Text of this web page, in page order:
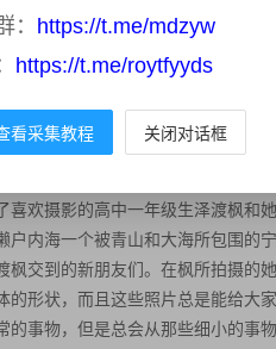
，该作被相继制作成OVA和TV动
欢摄影的高中一年级生泽渡枫和
内海一个被青山和大海所包围
交到的新朋友们。在枫所拍摄的
形状，而且这些照片总是能给大
事物，但是总会从那些细小的事
： https://t.me/mdzyw
https://t.me/roytfyyds
看采集教程 关闭对话框